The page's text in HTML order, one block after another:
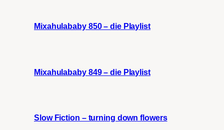
Mixahulababy 850 – die Playlist
Mixahulababy 849 – die Playlist
Slow Fiction – turning down flowers